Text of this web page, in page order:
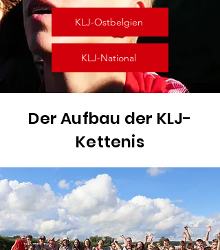
KLJ-Ostbelgien
KLJ-National
Der Aufbau der KLJ-
Kettenis